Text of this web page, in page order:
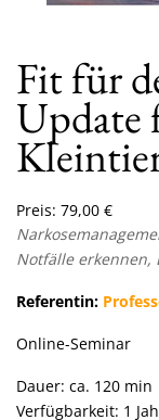
Fit für
Update
Preis: 79,00 €
Notfälle erkennen,
Referentin:
Online-Seminar
Dauer: ca. 120 min
Verfügbarkeit: 1